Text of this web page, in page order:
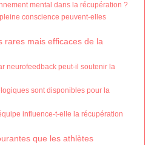
mental dans la récupération ?
conscience peuvent-elles
rares mais efficaces de la
neurofeedback peut-il soutenir la
sont disponibles pour la
influence-t-elle la récupération
que les athlètes